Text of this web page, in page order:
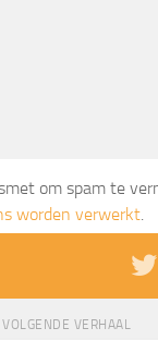
om spam te
worden verwerkt.
VOLGENDE VERHAAL